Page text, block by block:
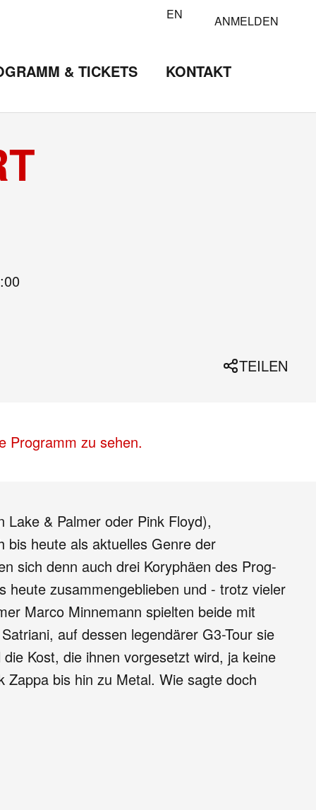
EN ANMELDEN
& TICKETS KONTAKT
TEILEN
Programm zu sehen.
& Palmer oder Pink Floyd),
bis heute als aktuelles Genre der
sich denn auch drei Koryphäen des Prog-
heute zusammengeblieben und - trotz vieler
Marco Minnemann spielten beide mit
auf dessen legendärer G3-Tour sie
Kost, die ihnen vorgesetzt wird, ja keine
Zappa bis hin zu Metal. Wie sagte doch